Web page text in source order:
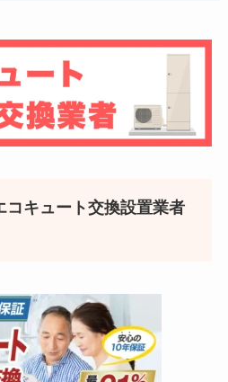
コキュート交換設置業者